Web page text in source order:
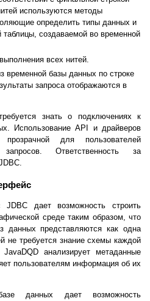
используются методы
определить типы данных и
таблицы, создаваемой во временной
всех нитей.
временной базы данных по строке
запроса отображаются в
знать о подключениях к
Использование API и драйверов
для пользователей
Ответственность за
JDBC дает возможность строить
среде таким образом, что
данных представляются как одна
не требуется знание схемы каждой
анализирует метаданные
пользователям информация об их
данных дает возможность